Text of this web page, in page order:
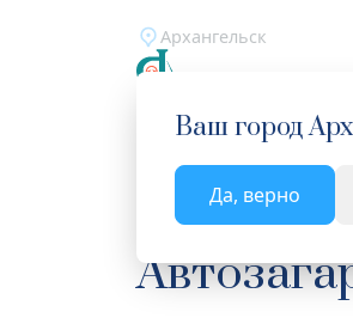
Архангельск
Ваш город
Да, верно
Главная Каталог